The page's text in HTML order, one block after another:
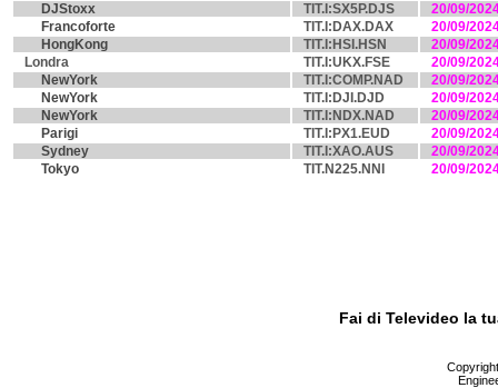
DJStoxx
TIT.I:SX5P.DJS
20/09/
Francoforte
TIT.I:DAX.DAX
20/09/
HongKong
TIT.I:HSI.HSN
20/09/
Londra
TIT.I:UKX.FSE
20/09/
NewYork
TIT.I:COMP.NAD
20/09/
NewYork
TIT.I:DJI.DJD
20/09/
NewYork
TIT.I:NDX.NAD
20/09/
Parigi
TIT.I:PX1.EUD
20/09/
Sydney
TIT.I:XAO.AUS
20/09/
Tokyo
TIT.N225.NNI 20/09/
Fai di Televideo la